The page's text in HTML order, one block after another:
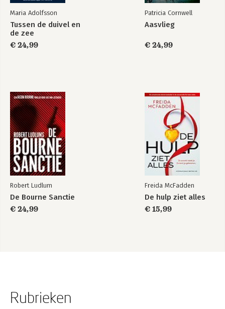
Maria Adolfsson
Tussen de duivel en
de zee
€ 24,99
Patricia Cornwell
Aasvlieg
€ 24,99
Robert Ludlum
De Bourne Sanctie
€ 24,99
Freida McFadden
De hulp ziet alles
€ 15,99
Rubrieken